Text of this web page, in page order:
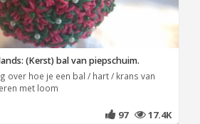
(Kerst) bal van piepschuim.
over hoe je een bal / hart / krans van
met loom
97 17.4K